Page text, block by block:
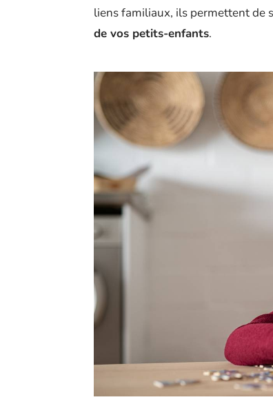
liens familiaux, ils permettent de
de vos petits-enfants.